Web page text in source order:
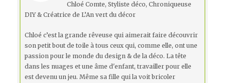
Chloé Comte, Styliste déco, Chroniqueuse
DIY & Créatrice de L’An vert du décor
Chloé c’est la grande rêveuse qui aimerait faire découvrir
son petit bout de toile à tous ceux qui, comme elle, ont une
passion pour le monde du design & de la déco. La tête
dans les nuages et une âme d'enfant, travailler pour elle
est devenu un jeu. Même sa fille qui la voit bricoler